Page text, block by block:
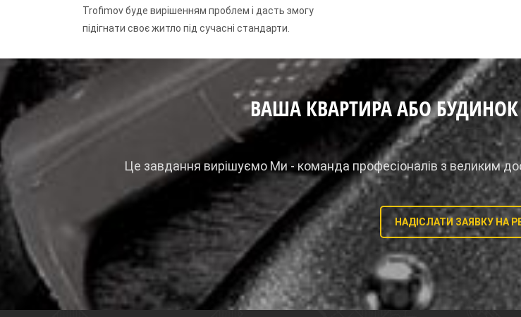
Trofimov буде вирішенням проблем і дасть змогу
підігнати своє житло під сучасні стандарти.
ВАША КВАРТИРА АБО БУДИНОК
Це завдання вирішуємо Ми - команда професіоналів з великим
НАДІСЛАТИ ЗАЯВКУ НА